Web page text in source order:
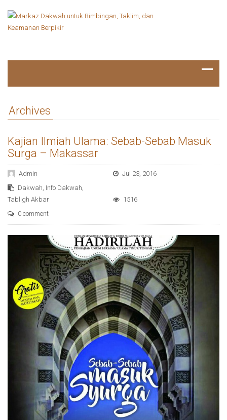
Archives
Kajian Ilmiah Ulama: Sebab-Sebab Masuk
Surga – Makassar
Admin
Jul 23, 2016
Dakwah, Info Dakwah,
Tabligh Akbar
1516
0 comment